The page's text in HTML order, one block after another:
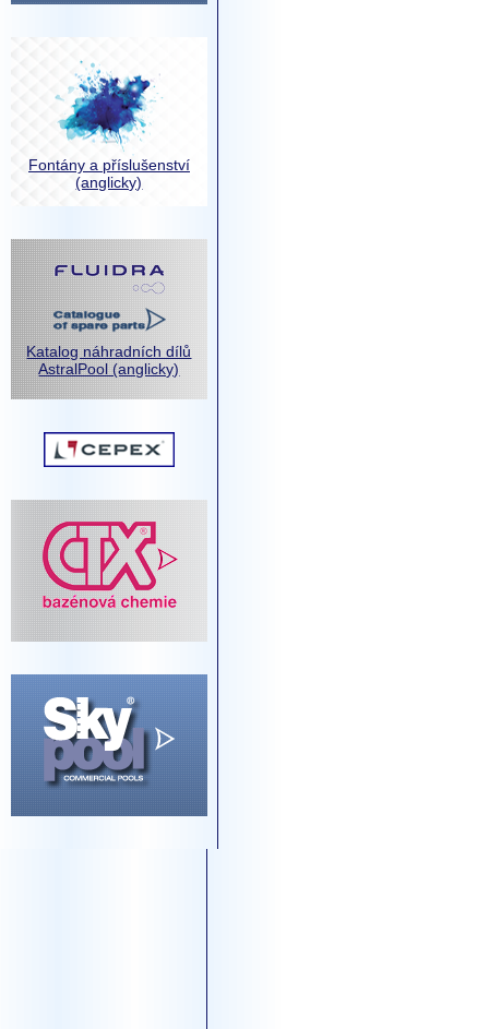
Fontány a příslušenství
(anglicky)
Katalog náhradních dílů
AstralPool (anglicky)